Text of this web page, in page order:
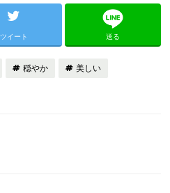
ツイート 送る
穏やか 美しい